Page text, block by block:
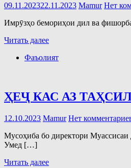
09.11.202322.11.2023 Mamur Нет
Имрӯзҳо бемориҳои дил ва
Читать далее
Фаъолият
ҲЕҶ КАС АЗ
12.10.2023 Mamur Нет
Мусоҳиба бо директори
Умед […]
Читать далее